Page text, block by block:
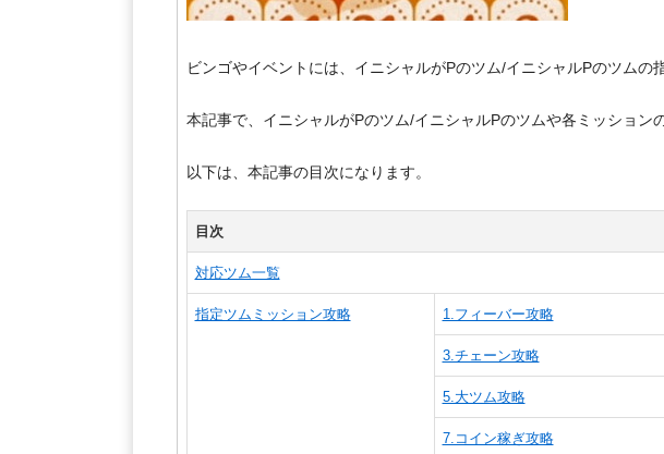
ビンゴやイベントには、イニシャルがPのツム/イニシャルPのツムの
本記事で、イニシャルがPのツム/イニシャルPのツムや各ミッション
以下は、本記事の目次になります。
目次
対応ツム一覧
指定ツムミッション攻略 1.フィーバー攻略
3.チェーン攻略
5.大ツム攻略
7.コイン稼ぎ攻略